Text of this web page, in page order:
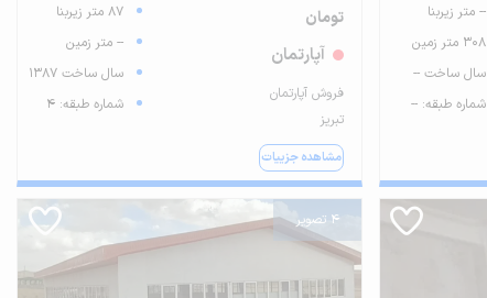
-- متر زیربنا
308 متر زمین
سال ساخت --
شماره طبقه: --
تومان
آپارتمان
فروش آپارتمان
تبریز
مشاهده جزییات
87 متر زیربنا
-- متر زمین
سال ساخت 1387
شماره طبقه: 4
4 تصویر